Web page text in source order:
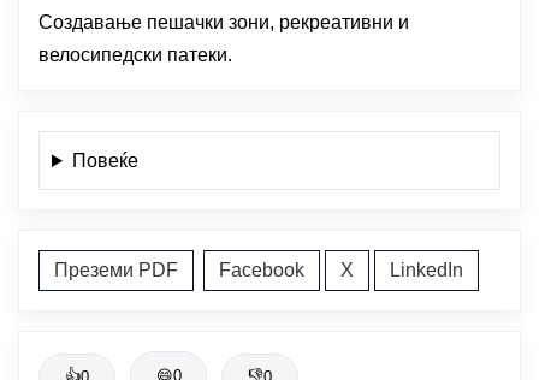
Создавање пешачки зони, рекреативни и
велосипедски патеки.
Повеќе
Преземи PDF Facebook X LinkedIn
👍 😄0 👎